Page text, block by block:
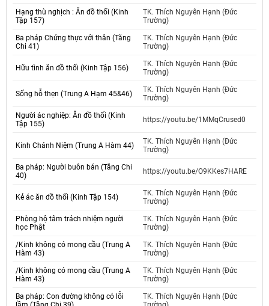
Hạng thù nghịch : Ăn đồ thối (Kinh
Tập 157)
TK. Thích Nguyên Hạnh (Đức
Trường)
Ba pháp Chứng thực với thân (Tăng
Chi 41)
TK. Thích Nguyên Hạnh (Đức
Trường)
Hữu tình ăn đồ thối (Kinh Tập 156)
TK. Thích Nguyên Hạnh (Đức
Trường)
Sống hỗ thẹn (Trung A Hạm 45&46)
TK. Thích Nguyên Hạnh (Đức
Trường)
Người ác nghiệp: Ăn đồ thối (Kinh
Tập 155)
https://youtu.be/1MMqCrused0
Kinh Chánh Niệm (Trung A Hàm 44)
TK. Thích Nguyên Hạnh (Đức
Trường)
Ba pháp: Người buôn bán (Tăng Chi
40)
https://youtu.be/O9KKes7HARE
Kẻ ác ăn đồ thối (Kinh Tập 154)
TK. Thích Nguyên Hạnh (Đức
Trường)
Phòng hộ tâm trách nhiệm người
học Phật
TK. Thích Nguyên Hạnh (Đức
Trường)
/Kinh không có mong cầu (Trung A
Hàm 43)
TK. Thích Nguyên Hạnh (Đức
Trường)
/Kinh không có mong cầu (Trung A
Hàm 43)
TK. Thích Nguyên Hạnh (Đức
Trường)
Ba pháp: Con đường không có lỗi
TK. Thích Nguyên Hạnh (Đức